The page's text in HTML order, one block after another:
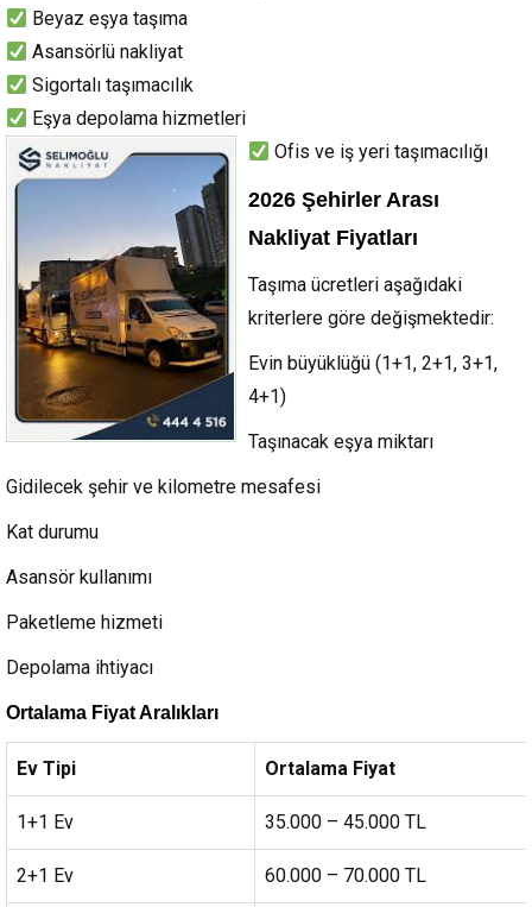
Beyaz eşya taşıma
Asansörlü nakliyat
Sigortalı taşımacılık
Eşya depolama hizmetleri
Ofis ve iş yeri taşımacılığı
2026 Şehirler Arası
Nakliyat Fiyatları
Taşıma ücretleri aşağıdaki
kriterlere göre değişmektedir:
Evin büyüklüğü (1+1, 2+1, 3+1,
4+1)
Taşınacak eşya miktarı
Gidilecek şehir ve kilometre mesafesi
Kat durumu
Asansör kullanımı
Paketleme hizmeti
Depolama ihtiyacı
Ortalama Fiyat Aralıkları
Ev Tipi Ortalama Fiyat
1+1 Ev 35.000 – 45.000 TL
2+1 Ev 60.000 – 70.000 TL